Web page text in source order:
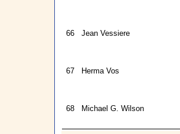
66 Jean Vessiere
67 Herma Vos
68 Michael G. Wilson